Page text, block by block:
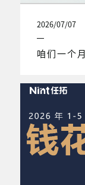
2026/07/07
咱们一个